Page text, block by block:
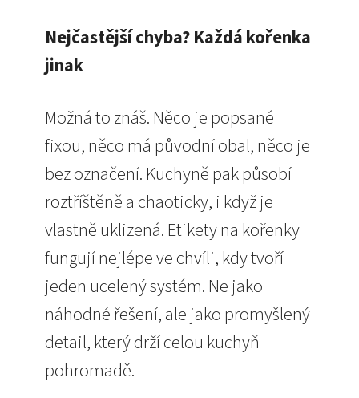
Nejčastější chyba? Každá kořenka
jinak
Možná to znáš. Něco je popsané
fixou, něco má původní obal, něco je
bez označení. Kuchyně pak působí
roztříštěně a chaoticky, i když je
vlastně uklizená. Etikety na kořenky
fungují nejlépe ve chvíli, kdy tvoří
jeden ucelený systém. Ne jako
náhodné řešení, ale jako promyšlený
detail, který drží celou kuchyň
pohromadě.